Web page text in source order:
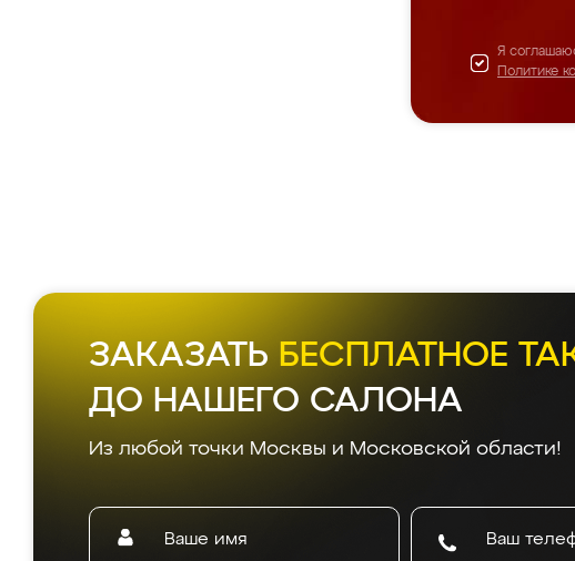
Я
Политике
ЗАКАЗАТЬ БЕСПЛАТНОЕ
ДО НАШЕГО САЛОНА
Из любой точки Москвы и Московской области!